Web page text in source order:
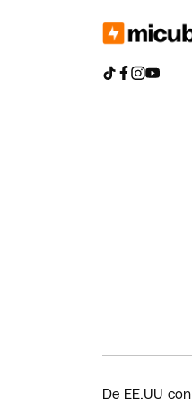
De EE.UU con